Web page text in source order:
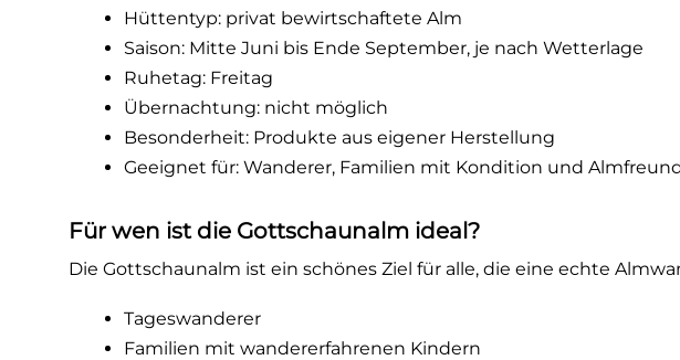
Hüttentyp: privat bewirtschaftete Alm
Saison: Mitte Juni bis Ende September, je nach Wetterlage
Ruhetag: Freitag
Übernachtung: nicht möglich
Besonderheit: Produkte aus eigener Herstellung
Geeignet für: Wanderer, Familien mit Kondition und
Für wen ist die Gottschaunalm ideal?
Die Gottschaunalm ist ein schönes Ziel für alle, die eine echte
Tageswanderer
Familien mit wandererfahrenen Kindern